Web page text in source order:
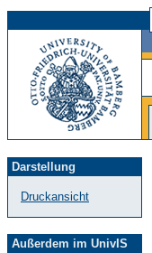
Darstellung
Druckansicht
Außerdem im UnivIS